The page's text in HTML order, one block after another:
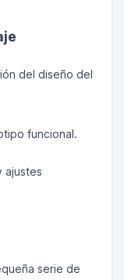
del diseño del
funcional.
ajustes
serie de